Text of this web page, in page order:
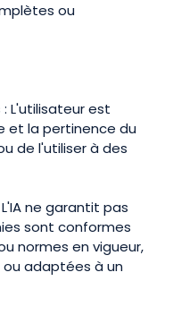
ou
L'utilisateur est
et la pertinence du
de l'utiliser à des
ne garantit pas
sont conformes
normes en vigueur,
ou adaptées à un